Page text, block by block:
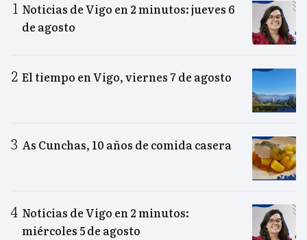
Noticias de Vigo en 2 minutos: jueves 6
de agosto
El tiempo en Vigo, viernes 7 de agosto
As Cunchas, 10 años de comida casera
Noticias de Vigo en 2 minutos:
miércoles 5 de agosto